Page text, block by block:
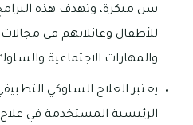
سن مبكرة، وتهدف هذه
للأطفال وعائلاتهم في
والمهارات الاجتماعية
يعتبر العلاج السلوكي
الرئيسية المستخدمة في